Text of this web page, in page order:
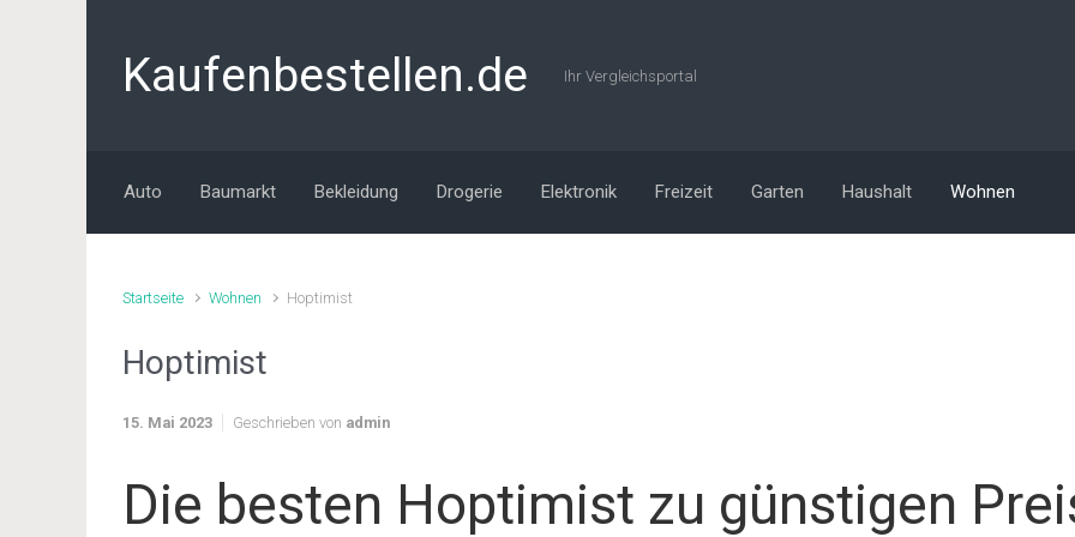
Kaufenbestellen.de Ihr Vergleichsportal
Auto Baumarkt Bekleidung Drogerie Elektronik Freizeit Garten Haushalt Wohnen
Startseite Wohnen Hoptimist
Hoptimist
15. Mai 2023 Geschrieben von admin
Die besten Hoptimist zu günstigen